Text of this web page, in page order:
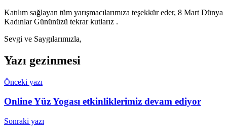
Katılım sağlayan tüm yarışmacılarımıza teşekkür eder, 8 Mart Dünya
Kadınlar Gününüzü tekrar kutlarız .
Sevgi ve Saygılarımızla,
Yazı gezinmesi
Önceki yazı
Online Yüz Yogası etkinliklerimiz devam ediyor
Sonraki yazı